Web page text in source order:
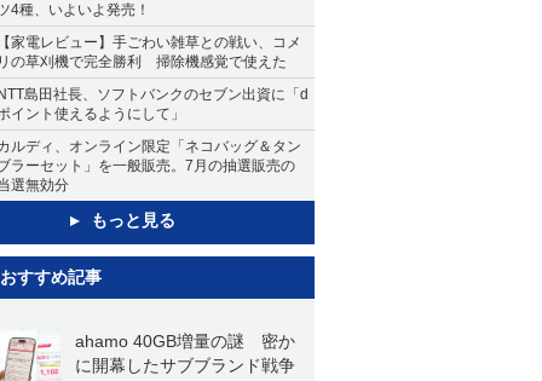
4種、いよいよ発売！
家電レビュー】手ごわい雑草との戦い、コメ
の草刈機で完全勝利 掃除機感覚で使えた
島田社長、ソフトバンクのセブン出資に「d
イント使えるようにして」
ルディ、オンライン限定「ネコバッグ＆タン
ラーセット」を一般販売。7月の抽選販売の
選無効分
もっと見る
おすすめ記事
ahamo 40GB増量の謎 密か
に開幕したサブブランド戦争